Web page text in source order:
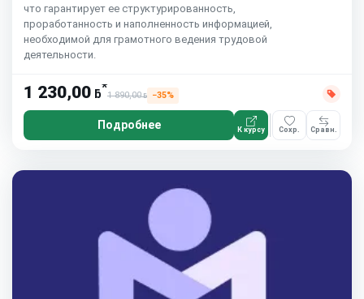
что гарантирует ее структурированность,
проработанность и наполненность информацией,
необходимой для грамотного ведения трудовой
деятельности.
1 230,00 ƃ*
1 890,00ƃ −35%
Подробнее К курсу Сохр. Сравн.